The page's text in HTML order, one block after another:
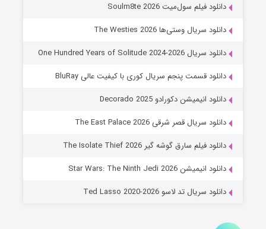
خاندان اژدها فصل ۳
قسمت۶ (زیرنویس) منتشر شد
دانلود فیلم سول‌میت Soulm8te 2026
دانلود سریال وستی‌ها The Westies 2026
دانلود سریال One Hundred Years of Solitude 2024-2026
دانلود قسمت پنجم سریال کوری با کیفیت عالی BluRay
دانلود انیمیشن دکورادو Decorado 2025
دانلود سریال قصر شرقی The East Palace 2026
دانلود فیلم سارق گوشه گیر The Isolate Thief 2026
دانلود انیمیشن Star Wars: The Ninth Jedi 2026
دانلود سریال تد لاسو Ted Lasso 2020-2026